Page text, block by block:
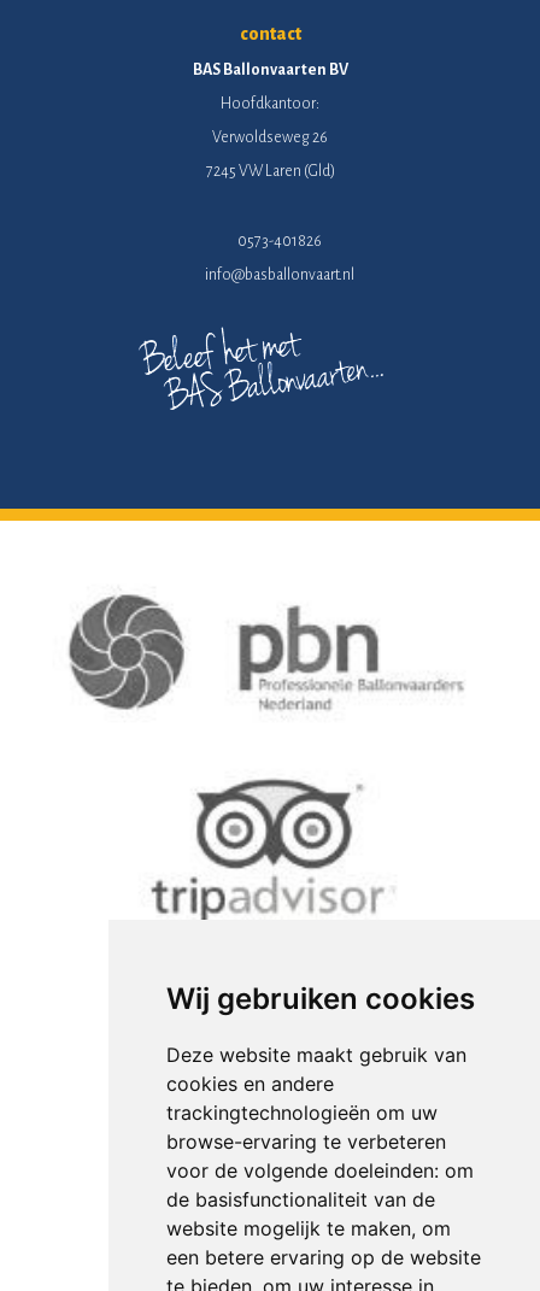
Wij gebruiken cookies
Deze website maakt gebruik van
cookies en andere
trackingtechnologieën om uw
browse-ervaring te verbeteren
voor de volgende doeleinden: om
de basisfunctionaliteit van de
website mogelijk te maken, om
een betere ervaring op de website
te bieden, om uw interesse in
contact
BAS Ballonvaarten BV
Hoofdkantoor:
Verwoldseweg 26
7245 VW Laren (Gld)
0573-401826
info@basballonvaart.nl